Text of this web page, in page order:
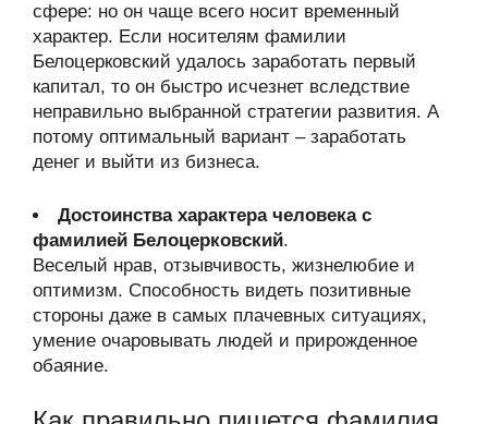
сфере: но он чаще всего носит временный
характер. Если носителям фамилии
Белоцерковский удалось заработать первый
капитал, то он быстро исчезнет вследствие
неправильно выбранной стратегии развития. А
потому оптимальный вариант – заработать
денег и выйти из бизнеса.
Достоинства характера человека с
фамилией Белоцерковский.
Веселый нрав, отзывчивость, жизнелюбие и
оптимизм. Способность видеть позитивные
стороны даже в самых плачевных ситуациях,
умение очаровывать людей и прирожденное
обаяние.